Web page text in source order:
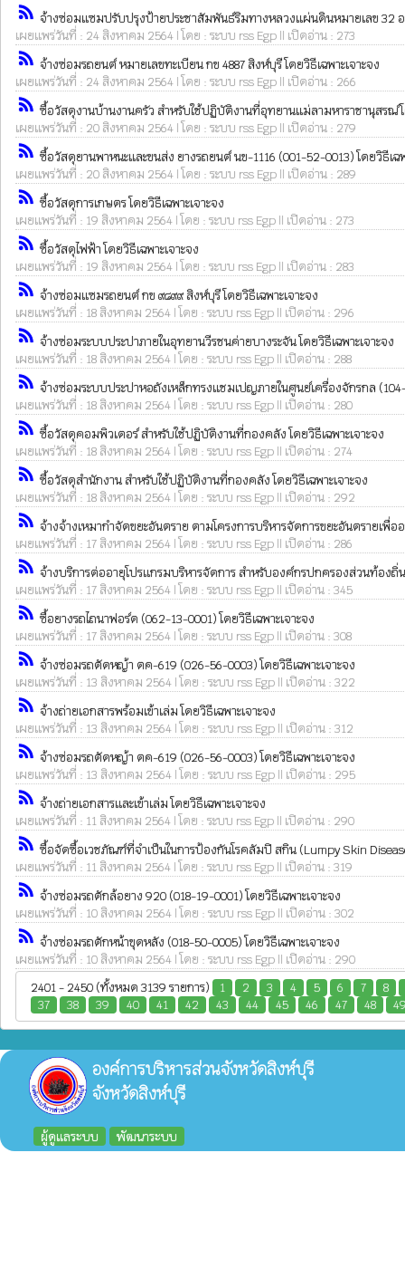
rss_feed จ้างซ่อมแซมปรับปรุงป้ายประชาสัมพันธ์ริมทางหลวงแผ่นดินหมายเลข 32 อ.
เผยแพร่วันที่ : 24 สิงหาคม 2564 | โดย : ระบบ rss Egp || เปิดอ่าน : 273
rss_feed จ้างซ่อมรถยนต์ หมายเลขทะเบียน กข 4887 สิงห์บุรี โดยวิธีเฉพาะเจาะจง
เผยแพร่วันที่ : 24 สิงหาคม 2564 | โดย : ระบบ rss Egp || เปิดอ่าน : 266
rss_feed ซื้อวัสดุงานบ้านงานครัว สำหรับใช้ปฏิบัติงานที่อุทยานแม่ลามหาราชานุสรณ์ โ
เผยแพร่วันที่ : 20 สิงหาคม 2564 | โดย : ระบบ rss Egp || เปิดอ่าน : 279
rss_feed ซื้อวัสดุยานพาหนะและขนส่ง ยางรถยนต์ นข-1116 (001-52-0013) โดยวิธีเฉพ
เผยแพร่วันที่ : 20 สิงหาคม 2564 | โดย : ระบบ rss Egp || เปิดอ่าน : 289
rss_feed ซื้อวัสดุการเกษตร โดยวิธีเฉพาะเจาะจง
เผยแพร่วันที่ : 19 สิงหาคม 2564 | โดย : ระบบ rss Egp || เปิดอ่าน : 273
rss_feed ซื้อวัสดุไฟฟ้า โดยวิธีเฉพาะเจาะจง
เผยแพร่วันที่ : 19 สิงหาคม 2564 | โดย : ระบบ rss Egp || เปิดอ่าน : 283
rss_feed จ้างซ่อมแซมรถยนต์ กข ๙๘๙๙ สิงห์บุรี โดยวิธีเฉพาะเจาะจง
เผยแพร่วันที่ : 18 สิงหาคม 2564 | โดย : ระบบ rss Egp || เปิดอ่าน : 296
rss_feed จ้างซ่อมระบบประปาภายในอุทยานวีรชนค่ายบางระจัน โดยวิธีเฉพาะเจาะจง
เผยแพร่วันที่ : 18 สิงหาคม 2564 | โดย : ระบบ rss Egp || เปิดอ่าน : 288
rss_feed จ้างซ่อมระบบประปาหอถังเหล็กทรงแชมเปญภายในศูนย์เครื่องจักรกล (104-
เผยแพร่วันที่ : 18 สิงหาคม 2564 | โดย : ระบบ rss Egp || เปิดอ่าน : 280
rss_feed ซื้อวัสดุคอมพิวเตอร์ สำหรับใช้ปฏิบัติงานที่กองคลัง โดยวิธีเฉพาะเจาะจง
เผยแพร่วันที่ : 18 สิงหาคม 2564 | โดย : ระบบ rss Egp || เปิดอ่าน : 274
rss_feed ซื้อวัสดุสำนักงาน สำหรับใช้ปฏิบัติงานที่กองคลัง โดยวิธีเฉพาะเจาะจง
เผยแพร่วันที่ : 18 สิงหาคม 2564 | โดย : ระบบ rss Egp || เปิดอ่าน : 292
rss_feed จ้างจ้างเหมากำจัดขยะอันตราย ตามโครงการบริหารจัดการขยะอันตรายเ
เผยแพร่วันที่ : 17 สิงหาคม 2564 | โดย : ระบบ rss Egp || เปิดอ่าน : 286
rss_feed จ้างบริการต่ออายุโปรแกรมบริหารจัดการ สำหรับองค์กรปกครองส่วนท้องถิ่
เผยแพร่วันที่ : 17 สิงหาคม 2564 | โดย : ระบบ rss Egp || เปิดอ่าน : 345
rss_feed ซื้อยางรถไถนาฟอร์ด (062-13-0001) โดยวิธีเฉพาะเจาะจง
เผยแพร่วันที่ : 17 สิงหาคม 2564 | โดย : ระบบ rss Egp || เปิดอ่าน : 308
rss_feed จ้างซ่อมรถตัดหญ้า ตค-619 (026-56-0003) โดยวิธีเฉพาะเจาะจง
เผยแพร่วันที่ : 13 สิงหาคม 2564 | โดย : ระบบ rss Egp || เปิดอ่าน : 322
rss_feed จ้างถ่ายเอกสารพร้อมเข้าเล่ม โดยวิธีเฉพาะเจาะจง
เผยแพร่วันที่ : 13 สิงหาคม 2564 | โดย : ระบบ rss Egp || เปิดอ่าน : 312
rss_feed จ้างซ่อมรถตัดหญ้า ตค-619 (026-56-0003) โดยวิธีเฉพาะเจาะจง
เผยแพร่วันที่ : 13 สิงหาคม 2564 | โดย : ระบบ rss Egp || เปิดอ่าน : 295
rss_feed จ้างถ่ายเอกสารและเข้าเล่ม โดยวิธีเฉพาะเจาะจง
เผยแพร่วันที่ : 11 สิงหาคม 2564 | โดย : ระบบ rss Egp || เปิดอ่าน : 290
rss_feed ซื้อจัดซื้อเวชภัณฑ์ที่จำเป็นในการป้องกันโรคลัมปิ สกิน (Lumpy Skin
เผยแพร่วันที่ : 11 สิงหาคม 2564 | โดย : ระบบ rss Egp || เปิดอ่าน : 319
rss_feed จ้างซ่อมรถตักล้อยาง 920 (018-19-0001) โดยวิธีเฉพาะเจาะจง
เผยแพร่วันที่ : 10 สิงหาคม 2564 | โดย : ระบบ rss Egp || เปิดอ่าน : 302
rss_feed จ้างซ่อมรถตักหน้าขุดหลัง (018-50-0005) โดยวิธีเฉพาะเจาะจง
เผยแพร่วันที่ : 10 สิงหาคม 2564 | โดย : ระบบ rss Egp || เปิดอ่าน : 290
2401 - 2450 (ทั้งหมด 3139 รายการ)
1 2 3 4 5 6 7
8
37
38 39 40 41 42 43 44 45 46 47 48
องค์การบริหารส่วนจังหวัดสิงห์บุรี
จังหวัดสิงห์บุรี
ผู้ดูแลระบบ พัฒนาระบบ